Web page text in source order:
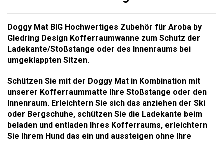
Doggy Mat BIG Hochwertiges Zubehör für Aroba by
Gledring Design Kofferraumwanne zum Schutz der
Ladekante/Stoßstange oder des Innenraums bei
umgeklappten Sitzen.
Schützen Sie mit der Doggy Mat in Kombination mit
unserer Kofferraummatte Ihre Stoßstange oder den
Innenraum. Erleichtern Sie sich das anziehen der Ski
oder Bergschuhe, schützen Sie die Ladekante beim
beladen und entladen Ihres Kofferraums, erleichtern
Sie Ihrem Hund das ein und aussteigen ohne Ihre